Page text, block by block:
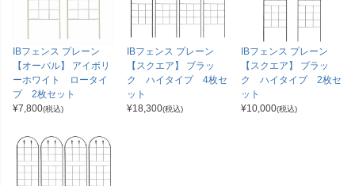
IBフェンス プレーン
【オーバル】 アイボリ
ーホワイト ロータイ
プ 2枚セット
¥7,800(税込)
IBフェンス プレーン
【スクエア】 ブラッ
ク ハイタイプ 4枚セ
ット
¥18,300(税込)
IBフェンス プレーン
【スクエア】 ブラッ
ク ハイタイプ 2枚セ
ット
¥10,000(税込)